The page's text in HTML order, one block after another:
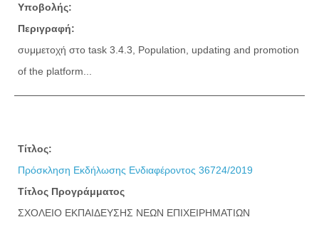
Υποβολής:
Περιγραφή:
συμμετοχή στο task 3.4.3, Population, updating and promotion
of the platform...
Τίτλος:
Πρόσκληση Εκδήλωσης Ενδιαφέροντος 36724/2019
Τίτλος Προγράμματος
ΣΧΟΛΕΙΟ ΕΚΠΑΙΔΕΥΣΗΣ ΝΕΩΝ ΕΠΙΧΕΙΡΗΜΑΤΙΩΝ